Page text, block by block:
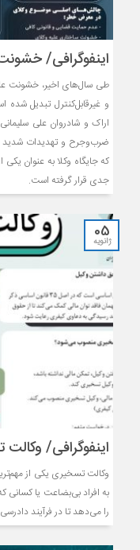
اینفوگرافی/
طی سال‌های اخیر، خشونت
و غیرقابل‌کنترل تبدیل
اراک و شادروان علی
ضرب‌وجرح و تهدیدات شدید
که جایگاه وکلا به عنوان
جدی قرار گرفته است.
05
ژانویه
اینفوگرافی/
وکالت تسخیری یکی از
به افراد بی‌بضاعت یا کسانی
را می‌دهد تا در فرآیند